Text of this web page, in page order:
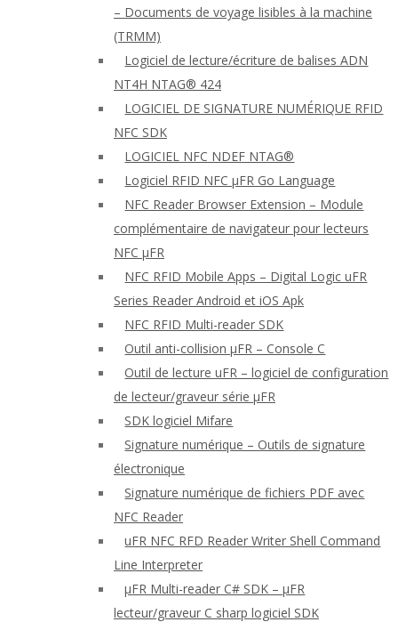
– Documents de voyage lisibles à la machine
(TRMM)
Logiciel de lecture/écriture de balises ADN
NT4H NTAG® 424
LOGICIEL DE SIGNATURE NUMÉRIQUE RFID
NFC SDK
LOGICIEL NFC NDEF NTAG®
Logiciel RFID NFC μFR Go Language
NFC Reader Browser Extension – Module
complémentaire de navigateur pour lecteurs
NFC μFR
NFC RFID Mobile Apps – Digital Logic uFR
Series Reader Android et iOS Apk
NFC RFID Multi-reader SDK
Outil anti-collision μFR – Console C
Outil de lecture uFR – logiciel de configuration
de lecteur/graveur série μFR
SDK logiciel Mifare
Signature numérique – Outils de signature
électronique
Signature numérique de fichiers PDF avec
NFC Reader
uFR NFC RFD Reader Writer Shell Command
Line Interpreter
μFR Multi-reader C# SDK – μFR
lecteur/graveur C sharp logiciel SDK